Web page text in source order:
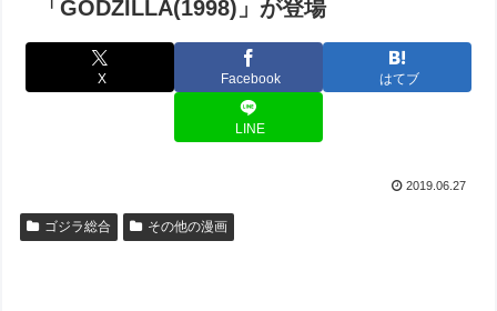
「GODZILLA(1998)」が登場
X Facebook はてブ
LINE
2019.06.27
ゴジラ総合 その他の漫画